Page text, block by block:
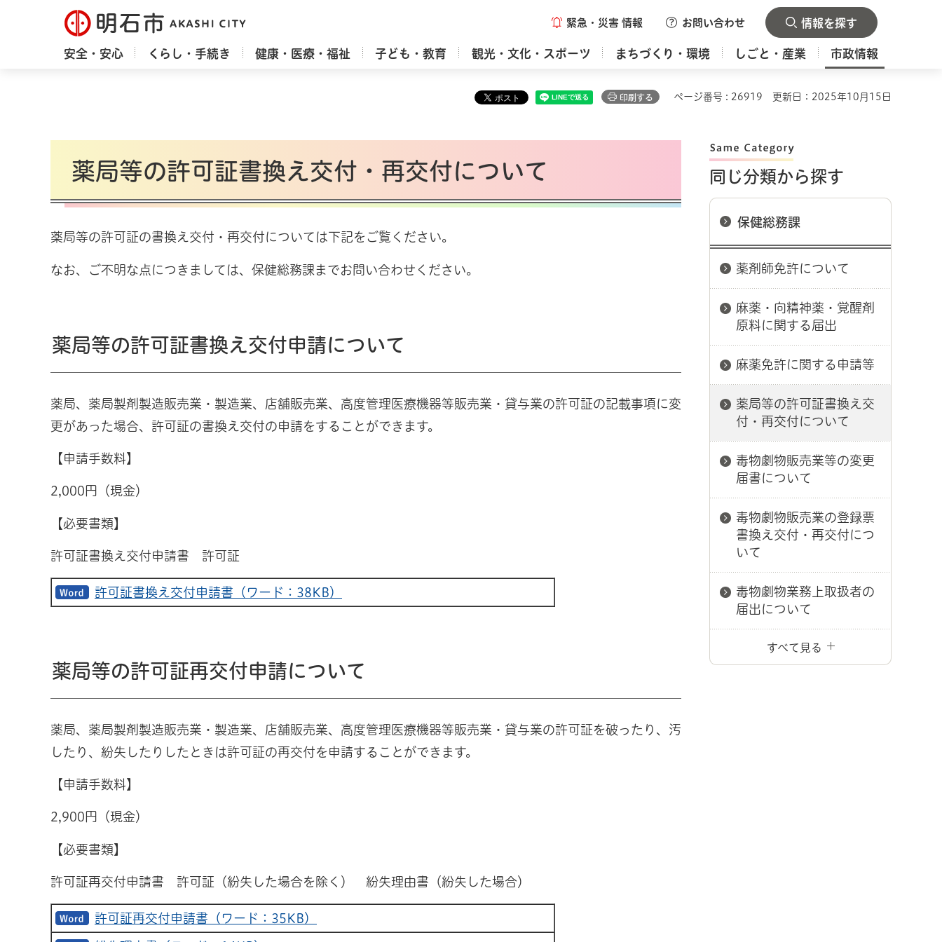
明石市 緊急・災害 情報 お問い合わせ 情報を探す
安全・安心 くらし・手続き 健康・医療・福祉 子ども・教育 観光・文化・スポーツ まちづくり・環境 しごと・産業 市政情報
印刷する ページ番号 : 26919 更新日：2025年10月15日
薬局等の許可証書換え交付・再交付について
薬局等の許可証の書換え交付・再交付については下記をご覧ください。
なお、ご不明な点につきましては、保健総務課までお問い合わせください。
薬局等の許可証書換え交付申請について
薬局、薬局製剤製造販売業・製造業、店舗販売業、高度管理医療機器等販売業・貸与業の許可証の記載事項に変
更があった場合、許可証の書換え交付の申請をすることができます。
【申請手数料】
2,000円（現金）
【必要書類】
許可証書換え交付申請書 許可証
許可証書換え交付申請書（ワード：38KB）
薬局等の許可証再交付申請について
薬局、薬局製剤製造販売業・製造業、店舗販売業、高度管理医療機器等販売業・貸与業の許可証を破ったり、汚
したり、紛失したりしたときは許可証の再交付を申請することができます。
【申請手数料】
2,900円（現金）
【必要書類】
許可証再交付申請書 許可証（紛失した場合を除く） 紛失理由書（紛失した場合）
許可証再交付申請書（ワード：35KB）
同じ分類から探す
保健総務課
薬剤師免許について
麻薬・向精神薬・覚醒剤
原料に関する届出
麻薬免許に関する申請等
薬局等の許可証書換え交
付・再交付について
毒物劇物販売業等の変更
届書について
毒物劇物販売業の登録票
書換え交付・再交付につ
いて
毒物劇物業務上取扱者の
届出について
すべて見る